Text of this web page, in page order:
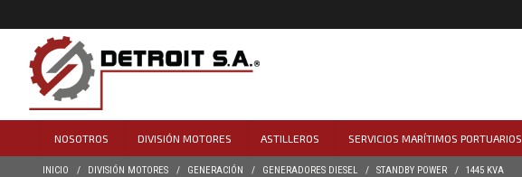
NOSOTROS DIVISIÓN MOTORES ASTILLEROS SERVICIOS MARÍTIMOS PORTUARIOS
INICIO DIVISIÓN MOTORES GENERACIÓN GENERADORES DIESEL STANDBY POWER 1445 KVA